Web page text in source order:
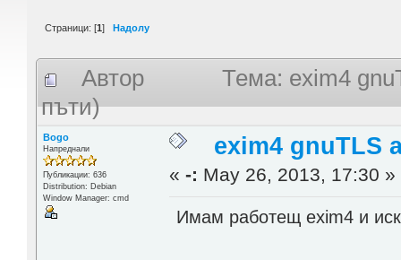
Страници: [1] Надолу
Автор
Тема: exim4
пъти)
Bogo
Напреднали
Публикации: 636
Distribution: Debian
Window Manager: cmd
exim4 gnuTLS
«-: May 26, 2013, 17:30 »
Имам работещ exim4 и